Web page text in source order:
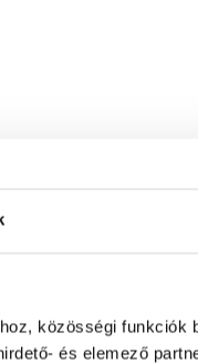
közösségi funkciók
és elemező